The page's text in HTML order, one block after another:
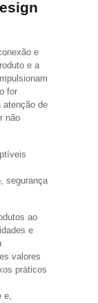
e
e a
for
atenção de
não
segurança
ao
e
valores
práticos
e,